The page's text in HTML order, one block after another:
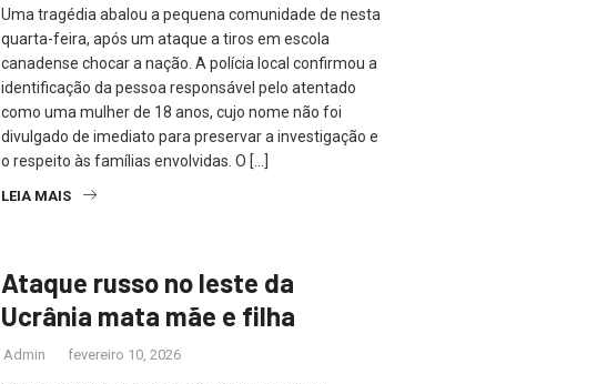
Uma tragédia abalou a pequena comunidade de nesta
quarta-feira, após um ataque a tiros em escola
canadense chocar a nação. A polícia local confirmou a
identificação da pessoa responsável pelo atentado
como uma mulher de 18 anos, cujo nome não foi
divulgado de imediato para preservar a investigação e
o respeito às famílias envolvidas. O […]
LEIA MAIS
Ataque russo no leste da
Ucrânia mata mãe e filha
Admin fevereiro 10, 2026